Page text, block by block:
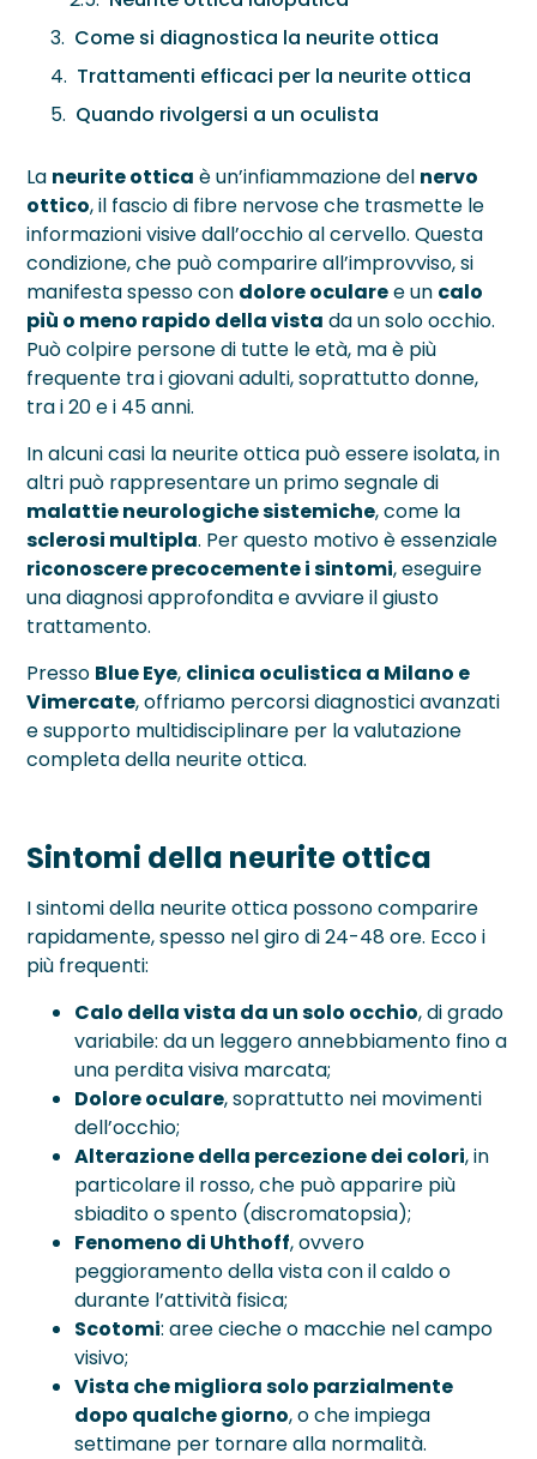
Come si diagnostica la neurite ottica
Trattamenti efficaci per la neurite ottica
Quando rivolgersi a un oculista
La neurite ottica è un’infiammazione del nervo
ottico, il fascio di fibre nervose che trasmette le
informazioni visive dall’occhio al cervello. Questa
condizione, che può comparire all’improvviso, si
manifesta spesso con dolore ocularee un calo
più o meno rapido della vista da un solo occhio.
Può colpire persone di tutte le età, ma è più
frequente tra i giovani adulti, soprattutto donne,
tra i 20 e i 45 anni.
In alcuni casi la neurite ottica può essere isolata, in
altri può rappresentare un primo segnale di
malattie neurologiche sistemiche, come la
sclerosi multipla. Per questo motivo è essenziale
riconoscere precocemente i sintomi, eseguire
una diagnosi approfondita e avviare il giusto
trattamento.
Presso Blue Eye, clinica oculistica a Milano e
Vimercate, offriamo percorsi diagnostici avanzati
e supporto multidisciplinare per la valutazione
completa della neurite ottica.
Sintomi della neurite ottica
I sintomi della neurite ottica possono comparire
rapidamente, spesso nel giro di 24-48 ore. Ecco i
più frequenti:
Calo della vista da un solo occhio, di grado
variabile: da un leggero annebbiamento fino a
una perdita visiva marcata;
Dolore oculare, soprattutto nei movimenti
dell’occhio;
Alterazione della percezione dei colori, in
particolare il rosso, che può apparire più
sbiadito o spento (discromatopsia);
Fenomeno di Uhthoff, ovvero
peggioramento della vista con il caldo o
durante l’attività fisica;
Scotomi: aree cieche o macchie nel campo
visivo;
Vista che migliora solo parzialmente
dopo qualche giorno, o che impiega
settimane per tornare alla normalità.
Occhio Secco
Retinopatie ›
Neurite Ottica
OCT – Segmento Posteriore
OCT – Segmento Anteriore
Pachimetria
Pupillometria
Tonometria
Topografia Corneale